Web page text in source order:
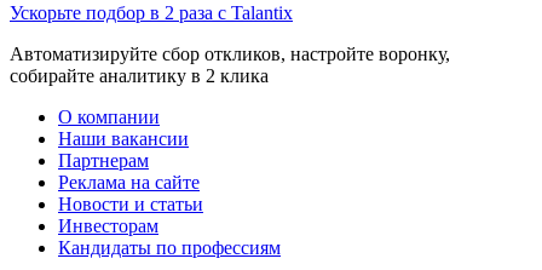
Ускорьте подбор в 2 раза с Talantix
Автоматизируйте сбор откликов, настройте воронку,
собирайте аналитику в 2 клика
О компании
Наши вакансии
Партнерам
Реклама на сайте
Новости и статьи
Инвесторам
Кандидаты по профессиям